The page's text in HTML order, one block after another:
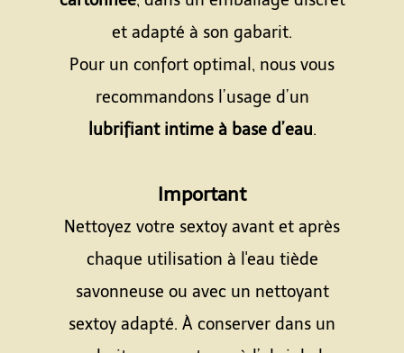
et adapté à son gabarit.
Pour un confort optimal, nous vous
recommandons l’usage d’un
lubrifiant intime à base d’eau.
Important
Nettoyez votre sextoy avant et après
chaque utilisation à l'eau tiède
savonneuse ou avec un nettoyant
sextoy adapté. À conserver dans un